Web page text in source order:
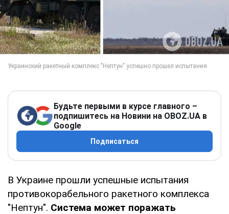
Будьте первыми в курсе главного –
подпишитесь на Новини на OBOZ.UA в
Google
Подписаться
В Украине прошли успешные испытания
противокорабельного ракетного комплекса
"Нептун". Система может поражать